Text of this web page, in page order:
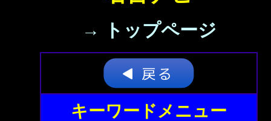
→ トップページ
キーワードメニュー